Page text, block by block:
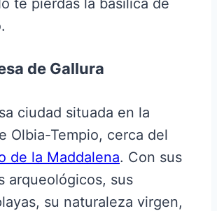
te pierdas la basílica de
de Gallura
ciudad situada en la
Olbia-Tempio, cerca del
de la Maddalena. Con sus
arqueológicos, sus
su naturaleza virgen,